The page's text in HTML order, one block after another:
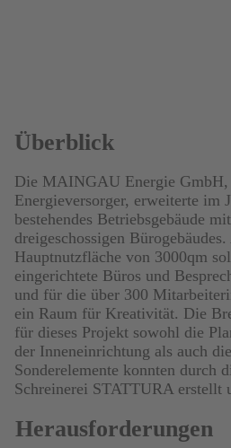
Überblick
Die MAINGAU Energie
Energieversorger, erweiterte im
bestehendes Betriebsgebäude
dreigeschossigen
Hauptnutzfläche von 3000qm
eingerichtete Büros und
und für die über 300
ein Raum für Kreativität. Die
für dieses Projekt sowohl die
der Inneneinrichtung als auch
Sonderelemente konnten durch
Schreinerei STATTURA erstellt
Herausforderungen